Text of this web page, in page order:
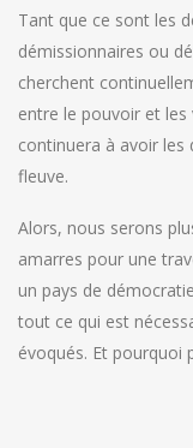
Tant que ce sont les
démissionnaires ou
cherchent
entre le pouvoir et
continuera à avoir les
fleuve.
Alors, nous serons
amarres pour une
un pays de
tout ce qui est
évoqués. Et pourquoi